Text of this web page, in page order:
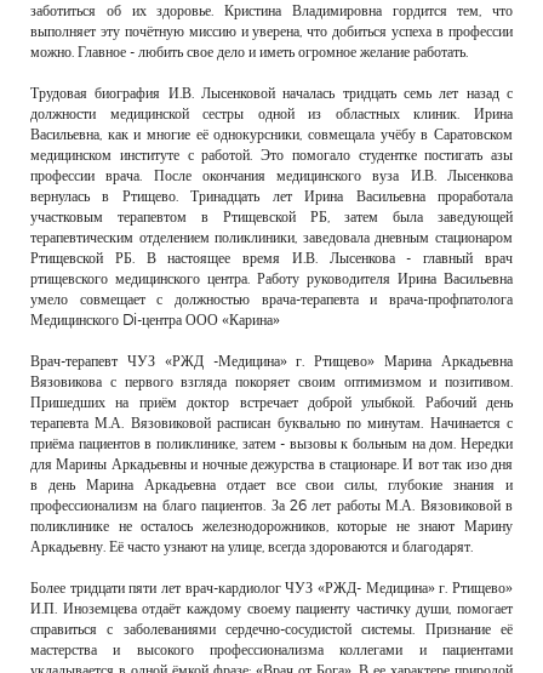
заботиться об их здоровье. Кристина Владимировна гордится тем, что
выполняет эту почётную миссию и уверена, что добиться успеха в профессии
можно. Главное - любить свое дело и иметь огромное желание работать.
Трудовая биография И.В. Лысенковой началась тридцать семь лет назад с
должности медицинской сестры одной из областных клиник. Ирина
Васильевна, как и многие её однокурсники, совмещала учёбу в Саратовском
медицинском институте с работой. Это помогало студентке постигать азы
профессии врача. После окончания медицинского вуза И.В. Лысенкова
вернулась в Ртищево. Тринадцать лет Ирина Васильевна проработала
участковым терапевтом в Ртищевской РБ, затем была заведующей
терапевтическим отделением поликлиники, заведовала дневным стационаром
Ртищевской РБ. В настоящее время И.В. Лысенкова - главный врач
ртищевского медицинского центра. Работу руководителя Ирина Васильевна
умело совмещает с должностью врача-терапевта и врача-профпатолога
Медицинского Di-центра ООО «Карина»
Врач-терапевт ЧУЗ «РЖД -Медицина» г. Ртищево» Марина Аркадьевна
Вязовикова с первого взгляда покоряет своим оптимизмом и позитивом.
Пришедших на приём доктор встречает доброй улыбкой. Рабочий день
терапевта М.А. Вязовиковой расписан буквально по минутам. Начинается с
приёма пациентов в поликлинике, затем - вызовы к больным на дом. Нередки
для Марины Аркадьевны и ночные дежурства в стационаре. И вот так изо дня
в день Марина Аркадьевна отдает все свои силы, глубокие знания и
профессионализм на благо пациентов. За 26 лет работы М.А. Вязовиковой в
поликлинике не осталось железнодорожников, которые не знают Марину
Аркадьевну. Её часто узнают на улице, всегда здороваются и благодарят.
Более тридцати пяти лет врач-кардиолог ЧУЗ «РЖД- Медицина» г. Ртищево»
И.П. Иноземцева отдаёт каждому своему пациенту частичку души, помогает
справиться с заболеваниями сердечно-сосудистой системы. Признание её
мастерства и высокого профессионализма коллегами и пациентами